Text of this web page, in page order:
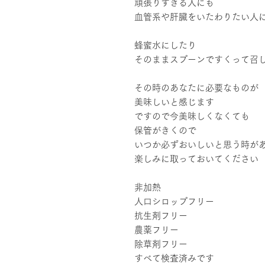
頑張りすぎる人にも
血管系や肝臓をいたわりたい人
蜂蜜水にしたり
そのままスプーンですくって召
その時のあなたに必要なものが
美味しいと感じます
ですので今美味しくなくても
保管がきくので
いつか必ずおいしいと思う時が
楽しみに取っておいてください
非加熱
人口シロップフリー
抗生剤フリー
農薬フリー
除草剤フリー
すべて検査済みです